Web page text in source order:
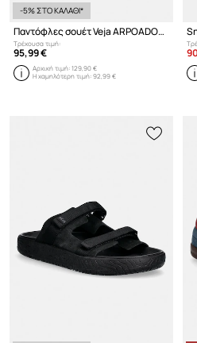
-5% ΣΤΟ ΚΑΛΑΘΙ*
Παντόφλες σουέτ Veja ARPOADOR SUEDE
Τρέχουσα τιμή:
95,99 €
Αρχική τιμή:129,90 €
Η χαμηλότερη τιμή:92,99 €